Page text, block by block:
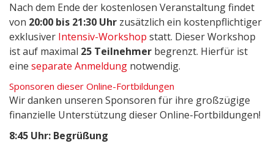
Nach dem Ende der kostenlosen Veranstaltung findet
von 20:00 bis 21:30 Uhr zusätzlich ein kostenpflichtiger
exklusiver Intensiv-Workshop statt. Dieser Workshop
ist auf maximal 25 Teilnehmer begrenzt. Hierfür ist
eine separate Anmeldung notwendig.
Sponsoren dieser Online-Fortbildungen
Wir danken unseren Sponsoren für ihre großzügige
finanzielle Unterstützung dieser Online-Fortbildungen!
8:45 Uhr: Begrüßung